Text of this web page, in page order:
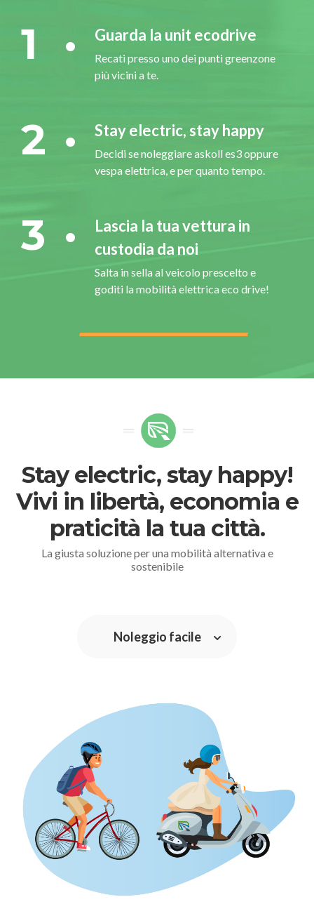
1 Guarda la unit ecodrive
Recati presso uno dei punti greenzone
più vicini a te.
2 Stay electric, stay happy
Decidi se noleggiare askoll es3 oppure
vespa elettrica, e per quanto tempo.
3
Lascia la tua vettura in
custodia da noi
Salta in sella al veicolo prescelto e
goditi la mobilità elettrica eco drive!
Stay electric, stay happy!
Vivi in libertà, economia e
praticità la tua città.
La giusta soluzione per una mobilità alternativa e
sostenibile
Noleggio facile